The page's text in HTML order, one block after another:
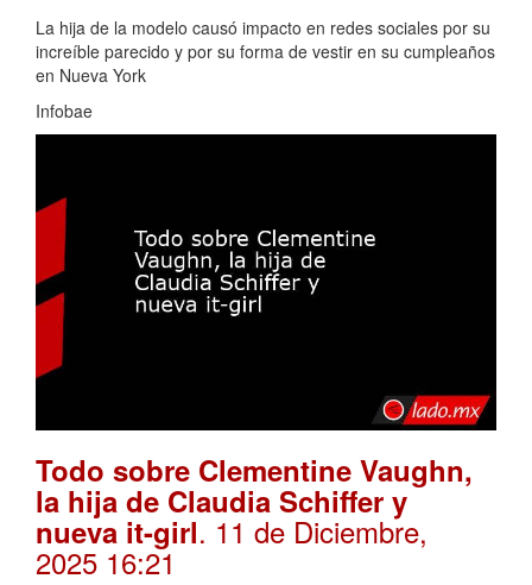
La hija de la modelo causó impacto en redes sociales por su
increíble parecido y por su forma de vestir en su cumpleaños
en Nueva York
Infobae
Todo sobre Clementine Vaughn,
la hija de Claudia Schiffer y
nueva it-girl. 11 de Diciembre,
2025 16:21